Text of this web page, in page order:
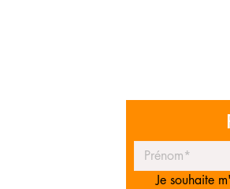
Je souhaite